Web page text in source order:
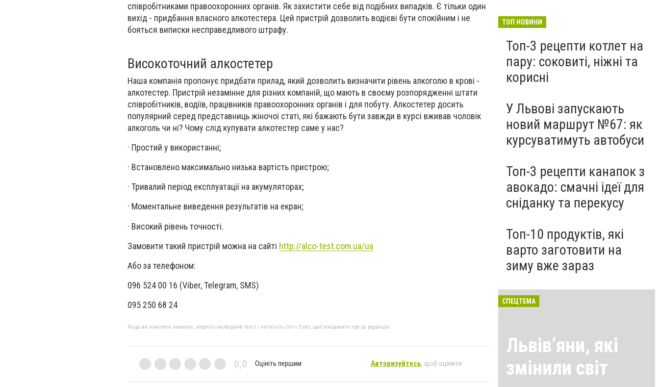
співробітниками правоохоронних органів. Як захистити себе від подібних випадків. Є тільки один
вихід - придбання власного алкотестера. Цей пристрій дозволить водієві бути спокійним і не
бояться виписки несправедливого штрафу.
Високоточний алкостетер
Наша компанія пропонує придбати прилад, який дозволить визначити рівень алкоголю в крові -
алкотестер. Пристрій незамінне для різних компаній, що мають в своєму розпорядженні штати
співробітників, водіїв, працівників правоохоронних органів і для побуту. Алкостетер досить
популярний серед представниць жіночої статі, які бажають бути завжди в курсі вживав чоловік
алкоголь чи ні? Чому слід купувати алкотестер саме у нас?
· Простий у використанні;
· Встановлено максимально низька вартість пристрою;
· Тривалий період експлуатації на акумуляторах;
· Моментальне виведення результатів на екран;
· Високий рівень точності.
Замовити такий пристрій можна на сайті http://alco-test.com.ua/ua
Або за телефоном:
096 524 00 16 (Viber, Telegram, SMS)
095 250 68 24
Якщо ви помітили помилку, виділіть необхідний текст і натисніть Ctrl + Enter, щоб повідомити про це редакцію
0,0 Оцініть першим Авторизуйтесь, щоб оцінити
ТОП НОВИНИ
Топ-3 рецепти котлет на
пару: соковиті, ніжні та
корисні
У Львові запускають
новий маршрут №67: як
курсуватимуть автобуси
Топ-3 рецепти канапок з
авокадо: смачні ідеї для
сніданку та перекусу
Топ-10 продуктів, які
варто заготовити на
зиму вже зараз
СПЕЦТЕМА
Львівʼяни, які
змінили світ